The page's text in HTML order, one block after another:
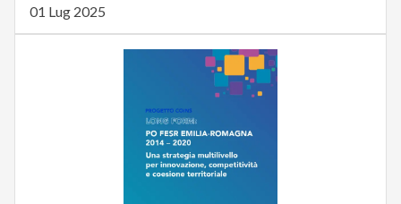
01 Lug 2025